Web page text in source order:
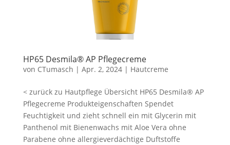
HP65 Desmila® AP Pflegecreme
von CTumasch | Apr. 2, 2024| Hautcreme
< zurück zu Hautpflege Übersicht HP65 Desmila® AP
Pflegecreme Produkteigenschaften Spendet
Feuchtigkeit und zieht schnell ein mit Glycerin mit
Panthenol mit Bienenwachs mit Aloe Vera ohne
Parabene ohne allergieverdächtige Duftstoffe